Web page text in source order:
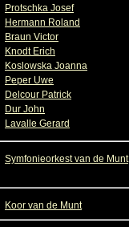
Protschka Josef
Hermann Roland
Braun Victor
Knodt Erich
Koslowska Joanna
Peper Uwe
Delcour Patrick
Dur John
Lavalle Gerard
Symfonieorkest van de Munt
Koor van de Munt